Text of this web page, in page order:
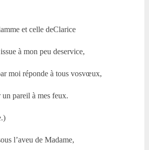
et celle deClarice
à mon peu deservice,
moi réponde à tous vosvœux,
un pareil à mes feux.
l’aveu de Madame,